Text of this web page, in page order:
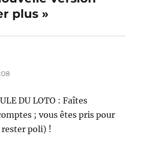
plus »
DU LOTO : Faîtes
; vous êtes pris pour
poli) !